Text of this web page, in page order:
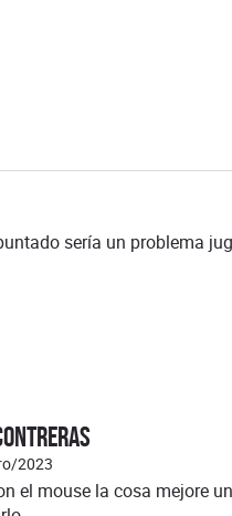
sería un problema
2023
el mouse la cosa mejore